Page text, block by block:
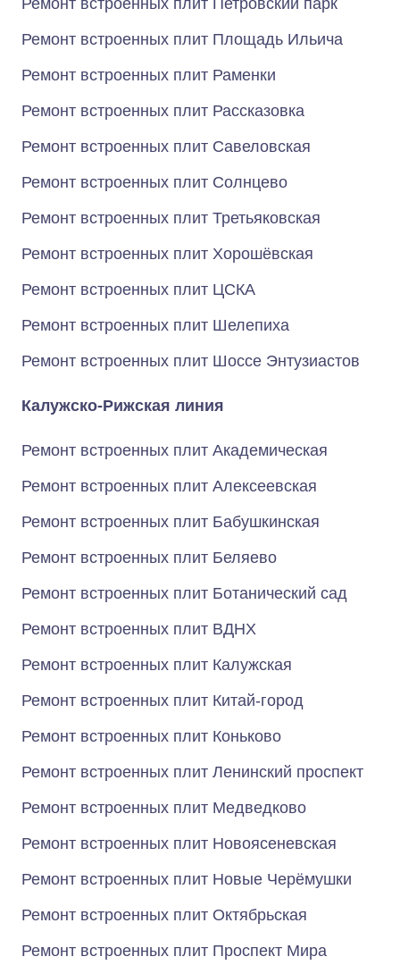
Ремонт встроенных плит Петровский парк
Ремонт встроенных плит Площадь Ильича
Ремонт встроенных плит Раменки
Ремонт встроенных плит Рассказовка
Ремонт встроенных плит Савеловская
Ремонт встроенных плит Солнцево
Ремонт встроенных плит Третьяковская
Ремонт встроенных плит Хорошёвская
Ремонт встроенных плит ЦСКА
Ремонт встроенных плит Шелепиха
Ремонт встроенных плит Шоссе Энтузиастов
Калужско-Рижская линия
Ремонт встроенных плит Академическая
Ремонт встроенных плит Алексеевская
Ремонт встроенных плит Бабушкинская
Ремонт встроенных плит Беляево
Ремонт встроенных плит Ботанический сад
Ремонт встроенных плит ВДНХ
Ремонт встроенных плит Калужская
Ремонт встроенных плит Китай-город
Ремонт встроенных плит Коньково
Ремонт встроенных плит Ленинский проспект
Ремонт встроенных плит Медведково
Ремонт встроенных плит Новоясеневская
Ремонт встроенных плит Новые Черёмушки
Ремонт встроенных плит Октябрьская
Ремонт встроенных плит Проспект Мира